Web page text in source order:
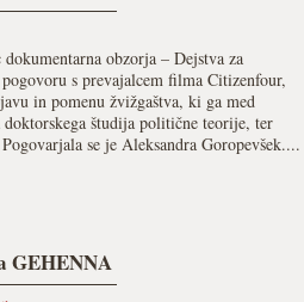
obzorja – Dejstva za
s prevajalcem filma Citizenfour,
in pomenu žvižgaštva, ki ga med
študija politične teorije, ter
se je Aleksandra Goropevšek....
GEHENNA